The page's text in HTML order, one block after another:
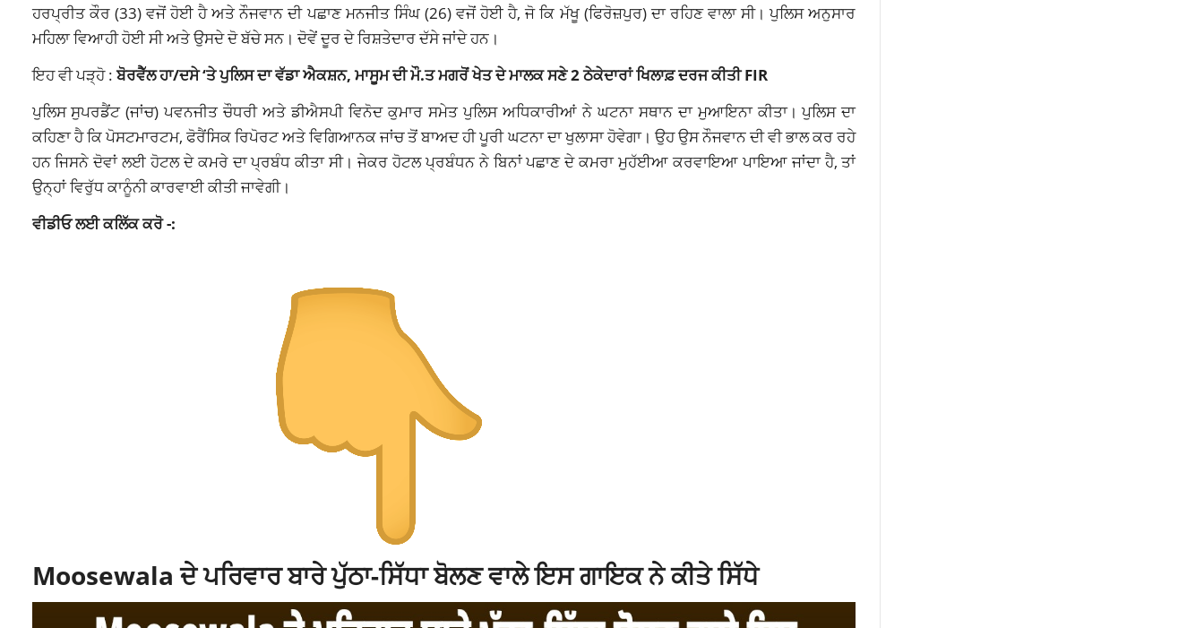
ਹਰਪ੍ਰੀਤ ਕੌਰ (33) ਵਜੋਂ ਹੋਈ ਹੈ ਅਤੇ ਨੌਜਵਾਨ ਦੀ ਪਛਾਣ ਮਨਜੀਤ ਸਿੰਘ (26) ਵਜੋਂ ਹੋਈ ਹੈ, ਜੋ ਕਿ ਮੱਖੂ (ਫਿਰੋਜ਼ਪੁਰ) ਦਾ ਰਹਿਣ ਵਾਲਾ ਸੀ। ਪੁਲਿਸ ਅਨੁਸਾਰ
ਮਹਿਲਾ ਵਿਆਹੀ ਹੋਈ ਸੀ ਅਤੇ ਉਸਦੇ ਦੋ ਬੱਚੇ ਸਨ। ਦੋਵੇਂ ਦੂਰ ਦੇ ਰਿਸ਼ਤੇਦਾਰ ਦੱਸੇ ਜਾਂਦੇ ਹਨ।
ਇਹ ਵੀ ਪੜ੍ਹੋ :ਬੋਰਵੈੱਲ ਹਾ/ਦਸੇ ‘ਤੇ ਪੁਲਿਸ ਦਾ ਵੱਡਾ ਐਕਸ਼ਨ, ਮਾਸੂਮ ਦੀ ਮੌ.ਤ ਮਗਰੋਂ ਖੇਤ ਦੇ ਮਾਲਕ ਸਣੇ 2 ਠੇਕੇਦਾਰਾਂ ਖਿਲਾਫ਼ ਦਰਜ ਕੀਤੀ FIR
ਪੁਲਿਸ ਸੁਪਰਡੈਂਟ (ਜਾਂਚ) ਪਵਨਜੀਤ ਚੌਧਰੀ ਅਤੇ ਡੀਐਸਪੀ ਵਿਨੋਦ ਕੁਮਾਰ ਸਮੇਤ ਪੁਲਿਸ ਅਧਿਕਾਰੀਆਂ ਨੇ ਘਟਨਾ ਸਥਾਨ ਦਾ ਮੁਆਇਨਾ ਕੀਤਾ। ਪੁਲਿਸ ਦਾ
ਕਹਿਣਾ ਹੈ ਕਿ ਪੋਸਟਮਾਰਟਮ, ਫੋਰੈਂਸਿਕ ਰਿਪੋਰਟ ਅਤੇ ਵਿਗਿਆਨਕ ਜਾਂਚ ਤੋਂ ਬਾਅਦ ਹੀ ਪੂਰੀ ਘਟਨਾ ਦਾ ਖੁਲਾਸਾ ਹੋਵੇਗਾ। ਉਹ ਉਸ ਨੌਜਵਾਨ ਦੀ ਵੀ ਭਾਲ ਕਰ ਰਹੇ
ਹਨ ਜਿਸਨੇ ਦੋਵਾਂ ਲਈ ਹੋਟਲ ਦੇ ਕਮਰੇ ਦਾ ਪ੍ਰਬੰਧ ਕੀਤਾ ਸੀ। ਜੇਕਰ ਹੋਟਲ ਪ੍ਰਬੰਧਨ ਨੇ ਬਿਨਾਂ ਪਛਾਣ ਦੇ ਕਮਰਾ ਮੁਹੱਈਆ ਕਰਵਾਇਆ ਪਾਇਆ ਜਾਂਦਾ ਹੈ, ਤਾਂ
ਉਨ੍ਹਾਂ ਵਿਰੁੱਧ ਕਾਨੂੰਨੀ ਕਾਰਵਾਈ ਕੀਤੀ ਜਾਵੇਗੀ।
ਵੀਡੀਓ ਲਈ ਕਲਿੱਕ ਕਰੋ -:
Moosewala ਦੇ ਪਰਿਵਾਰ ਬਾਰੇ ਪੁੱਠਾ-ਸਿੱਧਾ ਬੋਲਣ ਵਾਲੇ ਇਸ ਗਾਇਕ ਨੇ ਕੀਤੇ ਸਿੱਧੇ